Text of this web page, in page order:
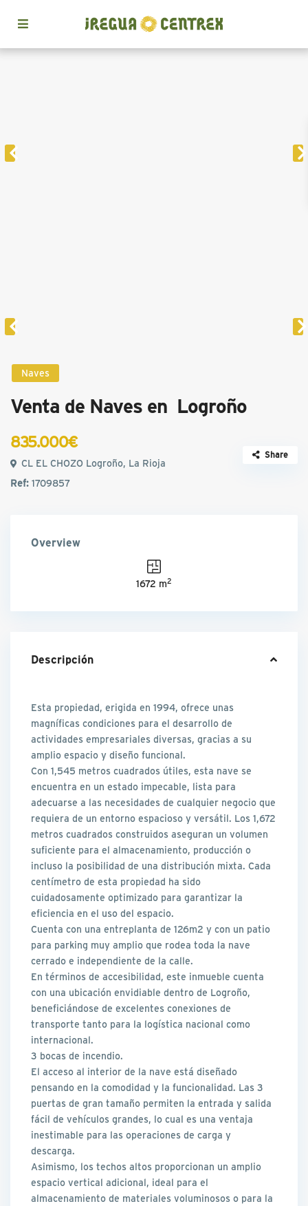
Naves
Venta de Naves en Logroño
835.000€
CL EL CHOZO Logroño, La Rioja
Ref:1709857
Share
Overview
1672 m2
Descripción
Esta propiedad, erigida en 1994, ofrece unas
magníficas condiciones para el desarrollo de
actividades empresariales diversas, gracias a su
amplio espacio y diseño funcional.
Con 1,545 metros cuadrados útiles, esta nave se
encuentra en un estado impecable, lista para
adecuarse a las necesidades de cualquier negocio que
requiera de un entorno espacioso y versátil. Los 1,672
metros cuadrados construidos aseguran un volumen
suficiente para el almacenamiento, producción o
incluso la posibilidad de una distribución mixta. Cada
centímetro de esta propiedad ha sido
cuidadosamente optimizado para garantizar la
eficiencia en el uso del espacio.
Cuenta con una entreplanta de 126m2 y con un patio
para parking muy amplio que rodea toda la nave
cerrado e independiente de la calle.
En términos de accesibilidad, este inmueble cuenta
con una ubicación envidiable dentro de Logroño,
beneficiándose de excelentes conexiones de
transporte tanto para la logística nacional como
internacional.
3 bocas de incendio.
El acceso al interior de la nave está diseñado
pensando en la comodidad y la funcionalidad. Las 3
puertas de gran tamaño permiten la entrada y salida
fácil de vehículos grandes, lo cual es una ventaja
inestimable para las operaciones de carga y
descarga.
Asimismo, los techos altos proporcionan un amplio
espacio vertical adicional, ideal para el
almacenamiento de materiales voluminosos o para la